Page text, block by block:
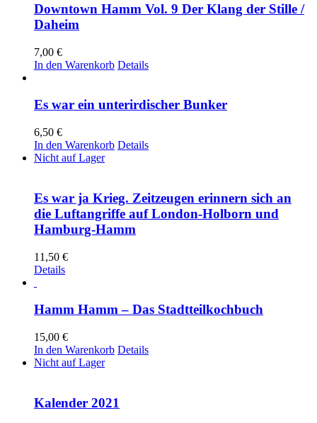
Downtown Hamm Vol. 9 Der Klang der Stille /
Daheim
7,00 €
In den Warenkorb Details
Es war ein unterirdischer Bunker
6,50 €
In den Warenkorb Details
Nicht auf Lager
Es war ja Krieg. Zeitzeugen erinnern sich an
die Luftangriffe auf London-Holborn und
Hamburg-Hamm
11,50 €
Details
Hamm Hamm – Das Stadtteilkochbuch
15,00 €
In den Warenkorb Details
Nicht auf Lager
Kalender 2021